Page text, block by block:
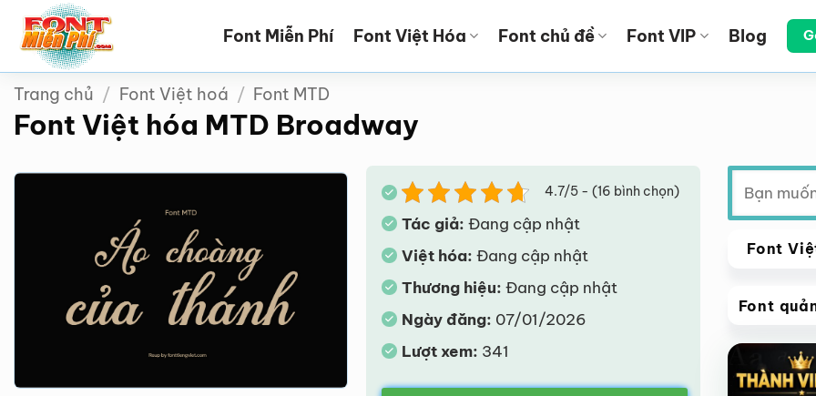
qua
dung
Font Miễn Phí Font Việt Hóa Font chủ đề Font VIP Blog
Trang chủ / Font Việt hoá / Font MTD
Font Việt hóa MTD Broadway
4.7/5 - (16 bình chọn)
Tác giả: Đang cập nhật
Việt hóa: Đang cập nhật
Thương hiệu: Đang cập nhật
Ngày đăng: 07/01/2026
Lượt xem: 341
Tìm
kiếm:
Font
Font
Giảm giá!